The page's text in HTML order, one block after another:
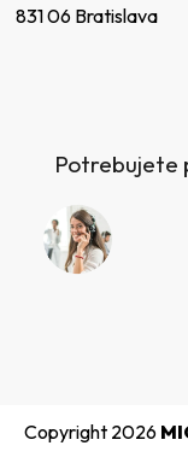
831 06 Bratislava
Potrebujete
Copyright 2026